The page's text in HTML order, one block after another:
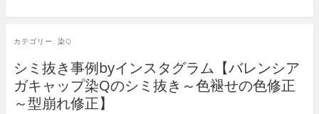
カテゴリー: 染Q
シミ抜き事例byインスタグラム【バレンシア
ガキャップ染Qのシミ抜き～色褪せの色修正
～型崩れ修正】